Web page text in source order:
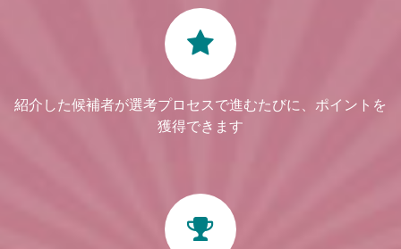
紹介した候補者が選考プロセスで進むたびに、ポイントを
獲得できます